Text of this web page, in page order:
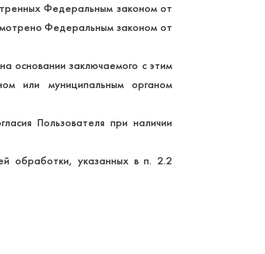
Федеральным законом от
Федеральным законом от
основании заключаемого с этим
или муниципальным органом
Пользователя при наличии
обработки, указанных в п. 2.2